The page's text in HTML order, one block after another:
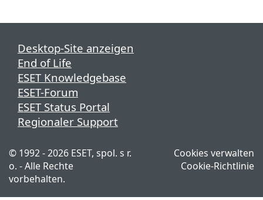
Desktop-Site anzeigen
End of Life
ESET Knowledgebase
ESET-Forum
ESET Status Portal
Regionaler Support
© 1992 - 2026 ESET, spol. s r.
o. - Alle Rechte
vorbehalten.
Cookies verwalten
Cookie-Richtlinie